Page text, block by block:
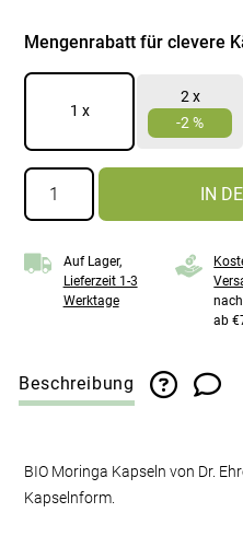
Mengenrabatt für clevere
1 x
-2 %
2 x
Moringa
Kapseln
Menge
IN
Auf Lager,
Lieferzeit 1-3
Werktage
ab
Beschreibung
BIO Moringa Kapseln von Dr.
Kapselnform.